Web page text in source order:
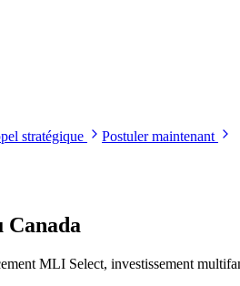
stratégique Postuler maintenant
Canada
MLI Select, investissement